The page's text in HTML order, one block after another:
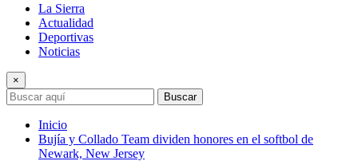
La Sierra
Actualidad
Deportivas
Noticias
×
Buscar
Inicio
Bujía y Collado Team dividen honores en el softbol de
Newark, New Jersey